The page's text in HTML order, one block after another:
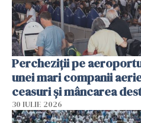
Percheziții pe
unei mari companii
ceasuri și mâncarea
30 IULIE 2026